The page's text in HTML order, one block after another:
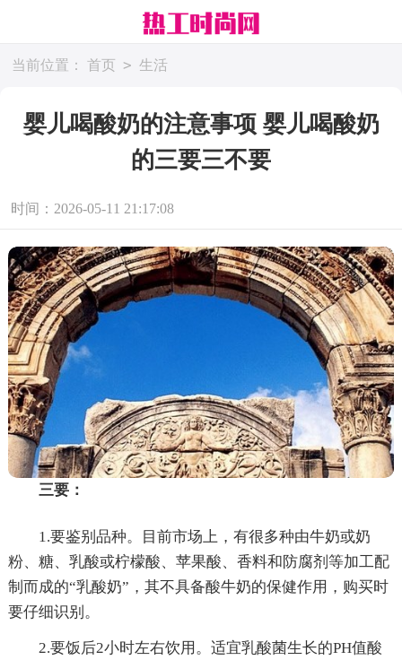
当前位置： 首页 > 生活
婴儿喝酸奶的注意事项 婴儿喝酸奶
的三要三不要
时间：2026-05-11 21:17:08
三要：
1.要鉴别品种。目前市场上，有很多种由牛奶或奶
粉、糖、乳酸或柠檬酸、苹果酸、香料和防腐剂等加工配
制而成的“乳酸奶”，其不具备酸牛奶的保健作用，购买时
要仔细识别。
2.要饭后2小时左右饮用。适宜乳酸菌生长的PH值酸